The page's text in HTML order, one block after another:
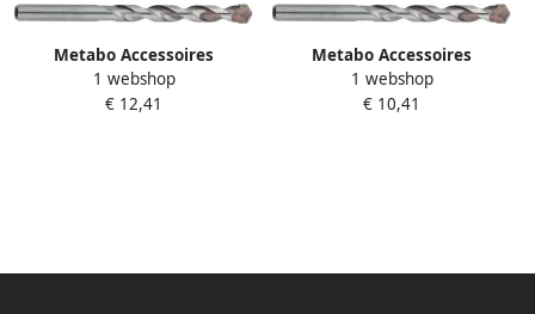
Metabo Accessoires
Universele boor 10 0x250 HM
627692000
1 webshop
€ 12,41
Metabo Accessoires
Universele boor 10 0x120 HM
627691000
1 webshop
€ 10,41